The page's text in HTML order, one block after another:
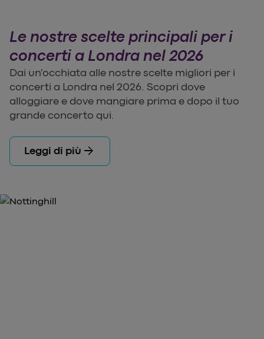
Le nostre scelte principali per i
concerti a Londra nel 2026
Dai un'occhiata alle nostre scelte migliori per i
concerti a Londra nel 2026. Scopri dove
alloggiare e dove mangiare prima e dopo il tuo
grande concerto qui.
Leggi di più arrow_forward